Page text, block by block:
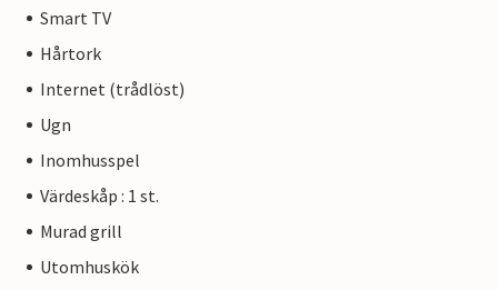
Smart TV
Hårtork
Internet (trådlöst)
Ugn
Inomhusspel
Värdeskåp : 1 st.
Murad grill
Utomhuskök